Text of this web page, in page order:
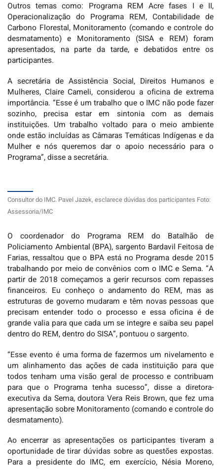
Outros temas como: Programa REM Acre fases I e II,
Operacionalização do Programa REM, Contabilidade de
Carbono Florestal, Monitoramento (comando e controle do
desmatamento) e Monitoramento (SISA e REM) foram
apresentados, na parte da tarde, e debatidos entre os
participantes.
A secretária de Assistência Social, Direitos Humanos e
Mulheres, Claire Cameli, considerou a oficina de extrema
importância. “Esse é um trabalho que o IMC não pode fazer
sozinho, precisa estar em sintonia com as demais
instituições. Um trabalho voltado para o meio ambiente
onde estão incluídas as Câmaras Temáticas Indígenas e da
Mulher e nós queremos dar o apoio necessário para o
Programa”, disse a secretária.
Consultor do IMC. Pavel Jazek, esclarece dúvidas dos participantes Foto:
Assessoria/IMC
O coordenador do Programa REM do Batalhão de
Policiamento Ambiental (BPA), sargento Bardavil Feitosa de
Farias, ressaltou que o BPA está no Programa desde 2015
trabalhando por meio de convênios com o IMC e Sema. “A
partir de 2018 começamos a gerir recursos com repasses
financeiros. Eu conheço o andamento do REM, mas as
estruturas de governo mudaram e têm novas pessoas que
precisam entender todo o processo e essa oficina é de
grande valia para que cada um se integre e saiba seu papel
dentro do REM, dentro do SISA”, pontuou o sargento.
“Esse evento é uma forma de fazermos um nivelamento e
um alinhamento das ações de cada instituição para que
todos tenham uma visão geral de processo e contribuam
para que o Programa tenha sucesso”, disse a diretora-
executiva da Sema, doutora Vera Reis Brown, que fez uma
apresentação sobre Monitoramento (comando e controle do
desmatamento).
Ao encerrar as apresentações os participantes tiveram a
oportunidade de tirar dúvidas sobre as questões expostas.
Para a presidente do IMC, em exercício, Nésia Moreno,